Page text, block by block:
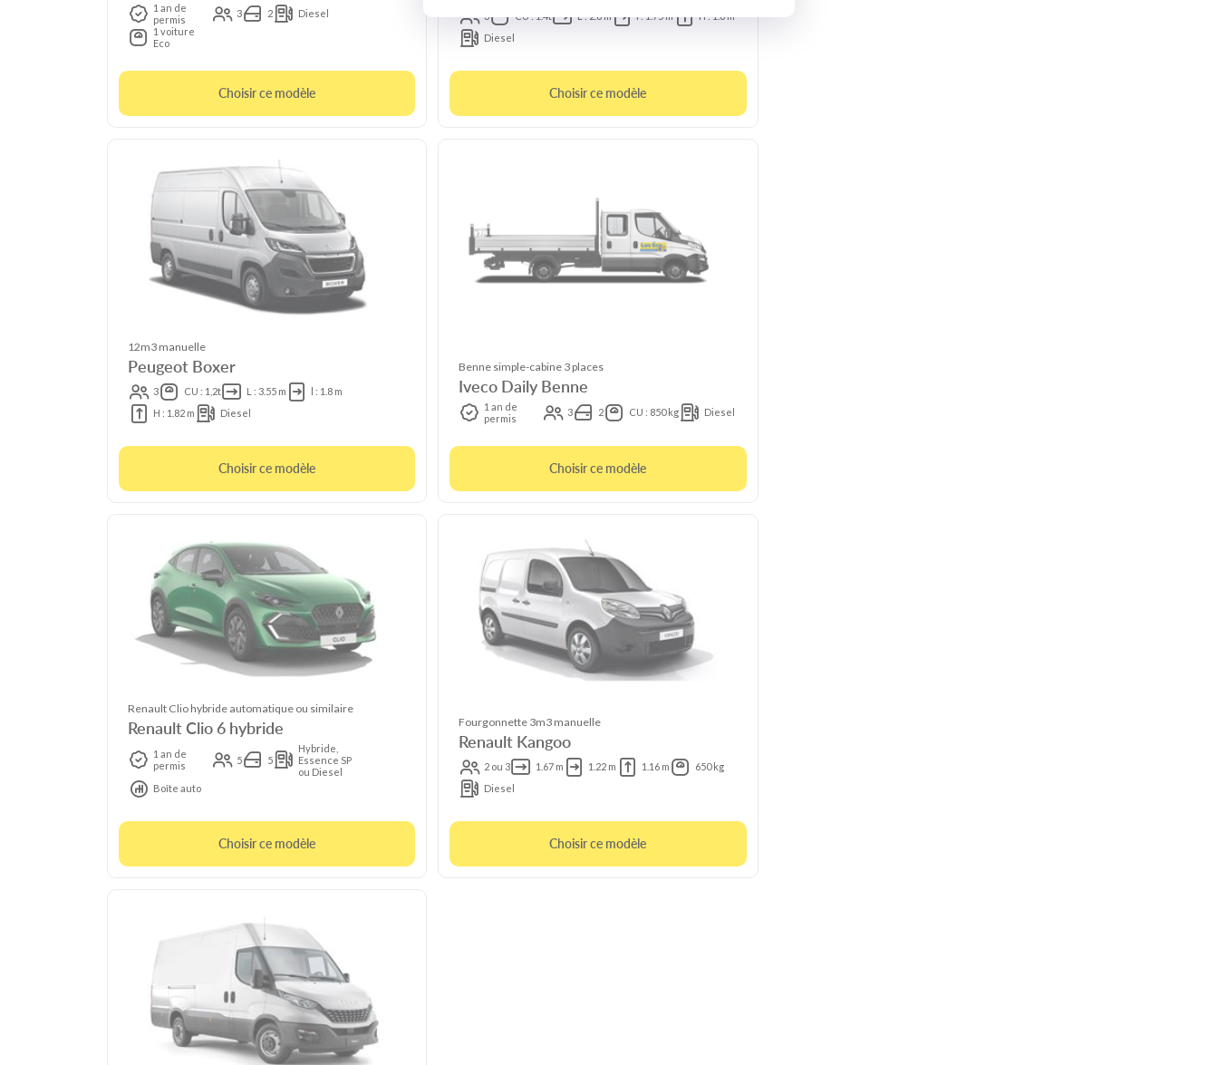
1 an de
permis
3 2
Diesel
1 voiture
Eco
Choisir ce modèle
3 CU : 1.4t L : 2.8 m l : 1.75 m
H : 1.8 m
Diesel
Choisir ce modèle
12m3 manuelle
Peugeot Boxer
3 CU : 1,2t L : 3.55 m
l : 1.8 m
H : 1.82 m
Diesel
Choisir ce modèle
Benne simple-cabine 3 places
Iveco Daily Benne
1 an de
permis
3 2 CU : 850 kg Diesel
Choisir ce modèle
Renault Clio hybride automatique ou similaire
Renault Clio 6 hybride
1 an de
permis
5 5
Hybride,
Essence SP
ou Diesel
Boîte auto
Choisir ce modèle
Fourgonnette 3m3 manuelle
Renault Kangoo
2 ou 3 1.67 m 1.22 m 1.16 m
650 kg
Diesel
Choisir ce modèle